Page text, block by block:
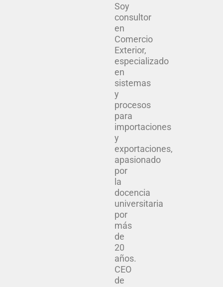
Soy
consultor
en
Comercio
Exterior,
especializado
en
sistemas
y
procesos
para
importaciones
y
exportaciones,
apasionado
por
la
docencia
universitaria
por
más
de
20
años.
CEO
de